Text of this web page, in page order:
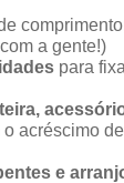
a gente!)
para
acréscimo
e